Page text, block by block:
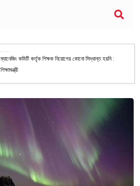
ম্যানেজিং কমিটি কর্তৃক শিক্ষক নিয়োগের কোনো সিদ্ধান্ত হয়নি :
শিক্ষামন্ত্রী